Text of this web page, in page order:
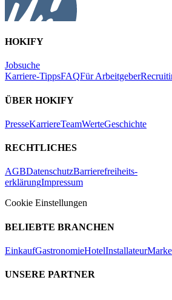
HOKIFY
Jobsuche
Karriere-TippsFAQFür Arbeitgeber
ÜBER HOKIFY
PresseKarriereTeamWerteGeschichte
RECHTLICHES
AGBDatenschutzBarrierefreiheits-
erklärungImpressum
Cookie Einstellungen
BELIEBTE BRANCHEN
EinkaufGastronomieHotelInstallateur
UNSERE PARTNER